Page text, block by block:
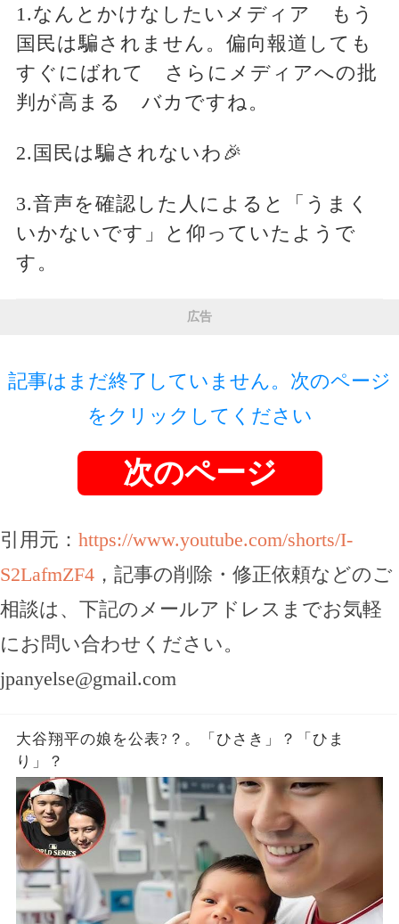
1.なんとかけなしたいメディア もう
国民は騙されません。偏向報道しても
すぐにばれて さらにメディアへの批
判が高まる バカですね。
2.国民は騙されないわ🎉
3.音声を確認した人によると「うまく
いかないです」と仰っていたようで
す。
広告
記事はまだ終了していません。次のページ
をクリックしてください
次のページ
引用元： https://www.youtube.com/shorts/I-
S2LafmZF4 ，記事の削除・修正依頼などのご
相談は、下記のメールアドレスまでお気軽
にお問い合わせください。
jpanyelse@gmail.com
大谷翔平の娘を公表?？。「ひさき」？「ひま
り」？